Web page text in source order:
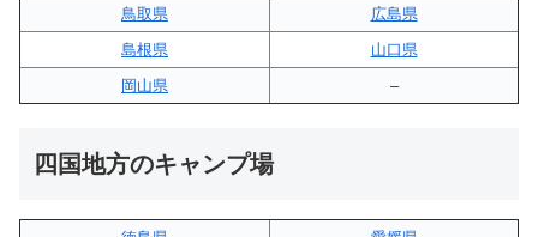
鳥取県
広島県
島根県
山口県
岡山県
–
四国地方のキャンプ場